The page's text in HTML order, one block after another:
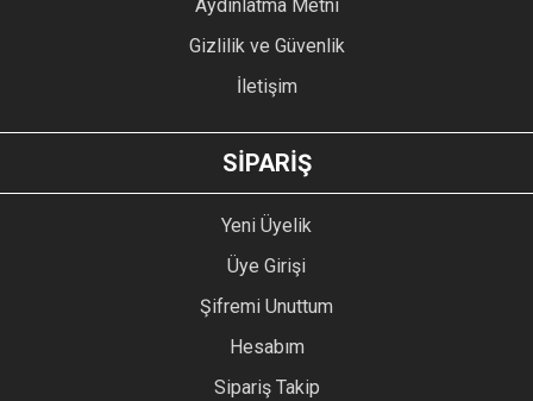
GÖNDER
Aydınlatma Metni
Gizlilik ve Güvenlik
İletişim
SİPARİŞ
Yeni Üyelik
Üye Girişi
Şifremi Unuttum
Hesabım
Sipariş Takip